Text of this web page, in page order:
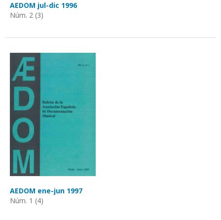
AEDOM jul-dic 1996
Núm. 2 (3)
AEDOM ene-jun 1997
Núm. 1 (4)